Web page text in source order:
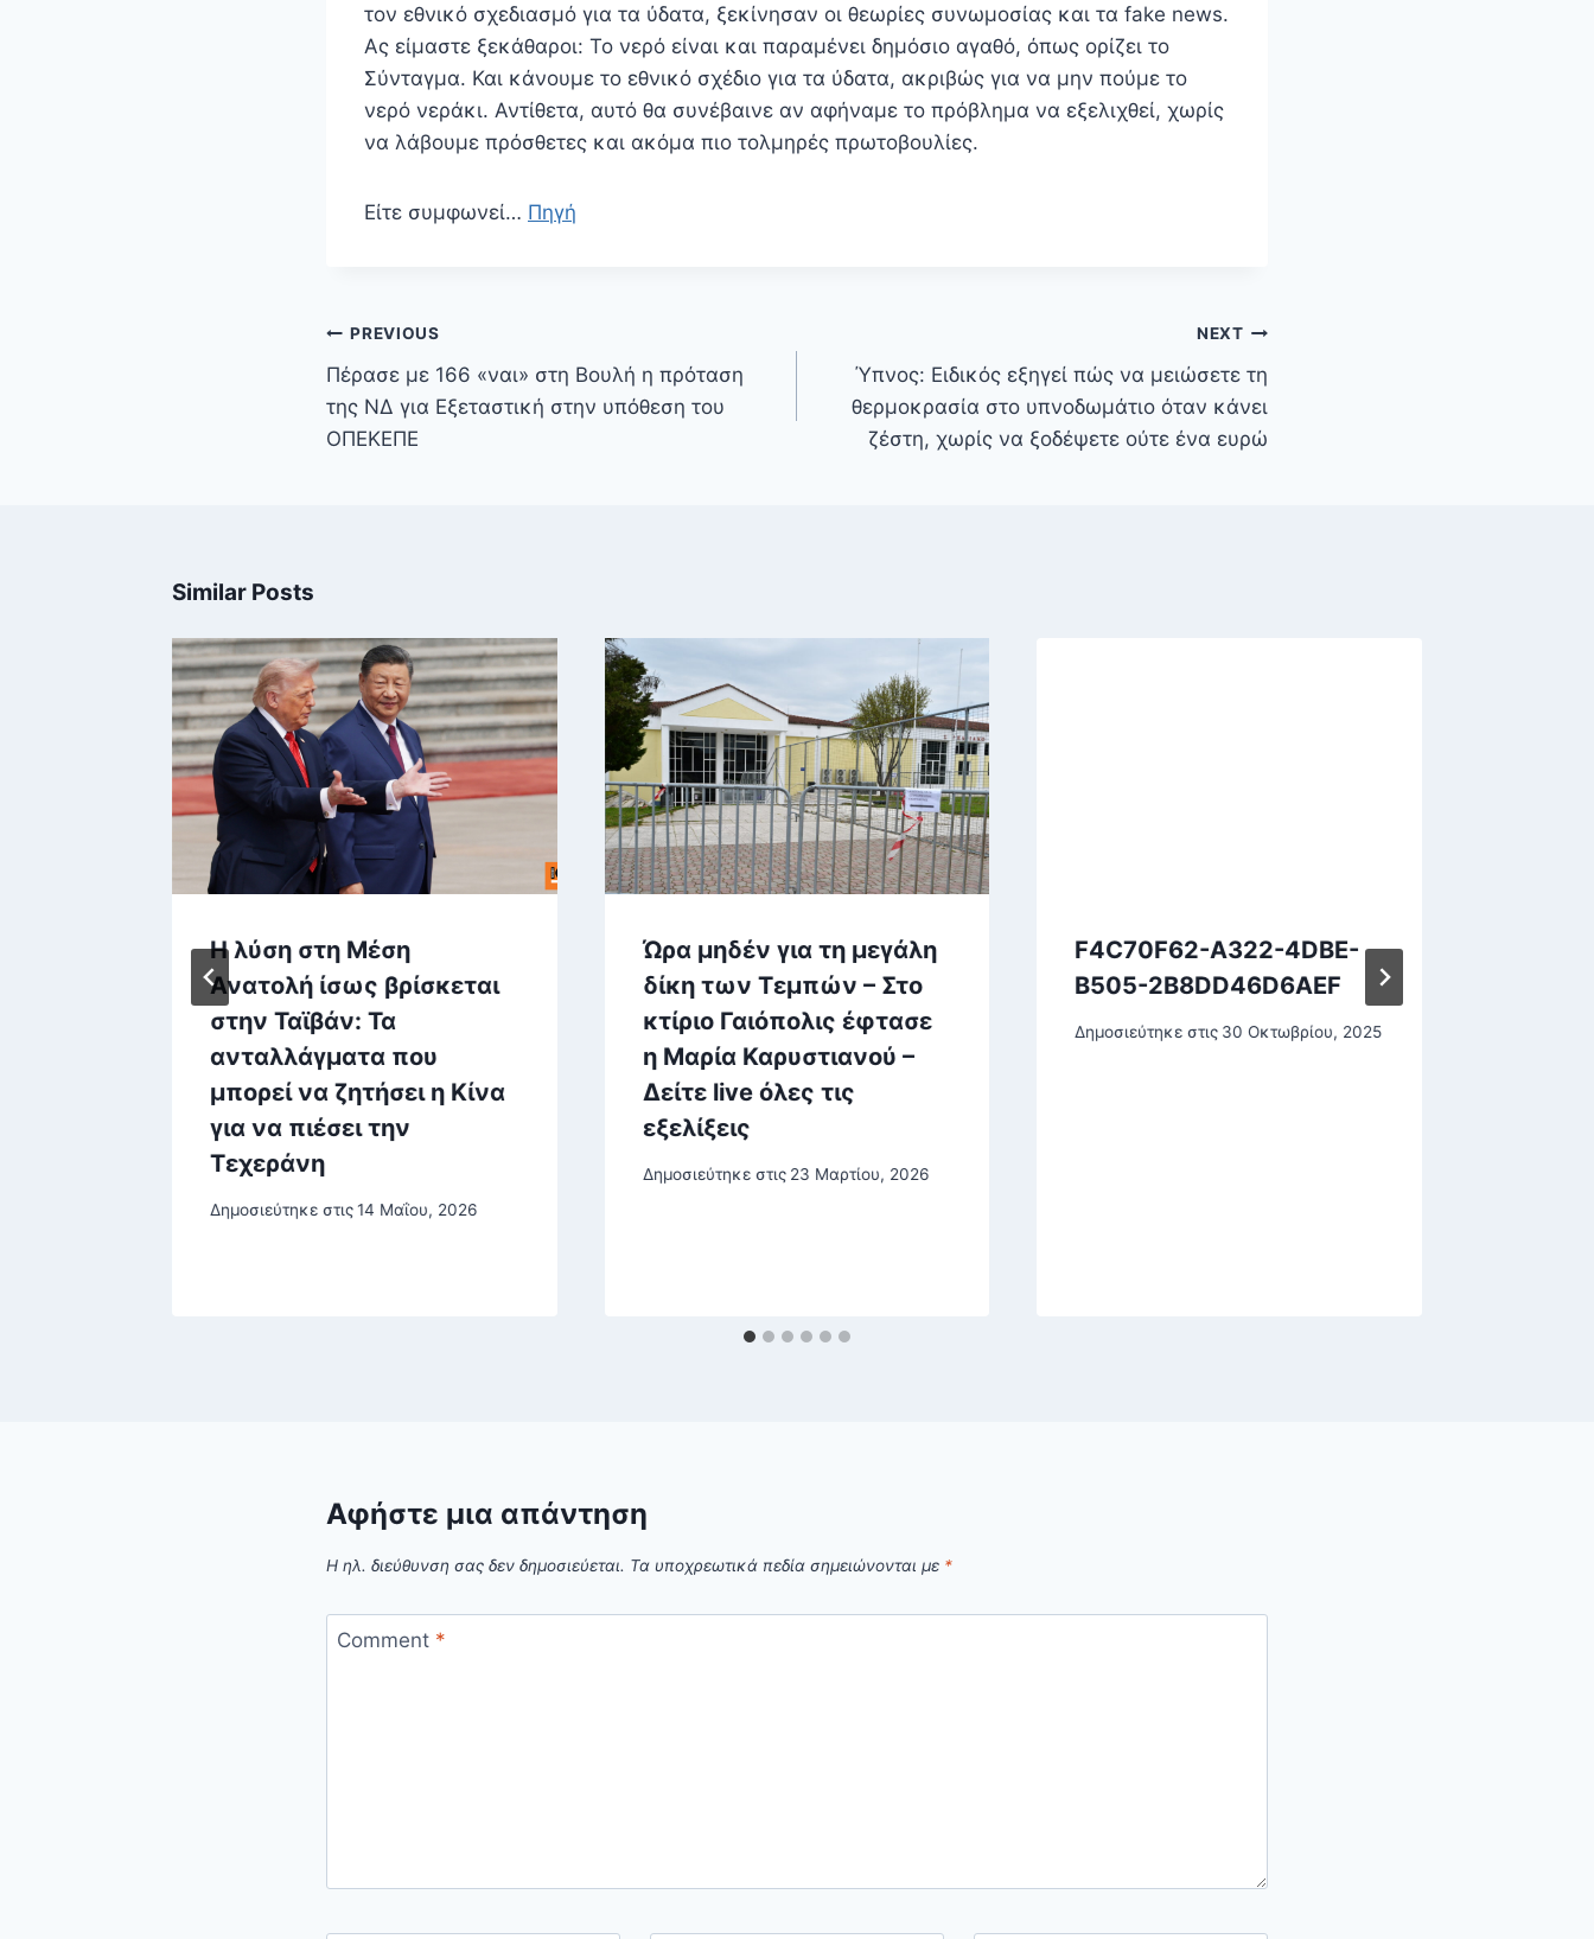
τον εθνικό σχεδιασμό για τα ύδατα, ξεκίνησαν οι θεωρίες συνωμοσίας και τα fake news.
Ας είμαστε ξεκάθαροι: Το νερό είναι και παραμένει δημόσιο αγαθό, όπως ορίζει το
Σύνταγμα. Και κάνουμε το εθνικό σχέδιο για τα ύδατα, ακριβώς για να μην πούμε το
νερό νεράκι. Αντίθετα, αυτό θα συνέβαινε αν αφήναμε το πρόβλημα να εξελιχθεί, χωρίς
να λάβουμε πρόσθετες και ακόμα πιο τολμηρές πρωτοβουλίες.
Είτε συμφωνεί… Πηγή
Πλοήγηση
άρθρων
PREVIOUS
Πέρασε με 166 «ναι» στη Βουλή η πρόταση
της ΝΔ για Εξεταστική στην υπόθεση του
ΟΠΕΚΕΠΕ
NEXT
Ύπνος: Ειδικός εξηγεί πώς να μειώσετε τη
θερμοκρασία στο υπνοδωμάτιο όταν κάνει
ζέστη, χωρίς να ξοδέψετε ούτε ένα ευρώ
Similar Posts
Η λύση στη Μέση
Ανατολή ίσως βρίσκεται
στην Ταϊβάν: Τα
ανταλλάγματα που
μπορεί να ζητήσει η Κίνα
για να πιέσει την
Τεχεράνη
Δημοσιεύτηκε στις14 Μαΐου, 2026
Ώρα μηδέν για τη μεγάλη
δίκη των Τεμπών – Στο
κτίριο Γαιόπολις έφτασε
η Μαρία Καρυστιανού –
Δείτε live όλες τις
εξελίξεις
Δημοσιεύτηκε στις 23 Μαρτίου, 2026
F4C70F62-A322-4DBE-
B505-2B8DD46D6AEF
Δημοσιεύτηκε στις 30 Οκτωβρίου, 2025
Αφήστε μια απάντηση
Η ηλ. διεύθυνση σας δεν δημοσιεύεται. Τα υποχρεωτικά πεδία σημειώνονται με *
Comment *